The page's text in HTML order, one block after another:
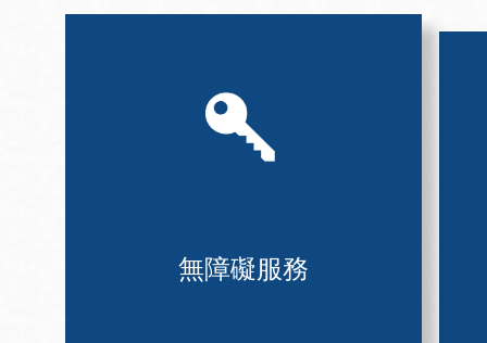
無障礙服務